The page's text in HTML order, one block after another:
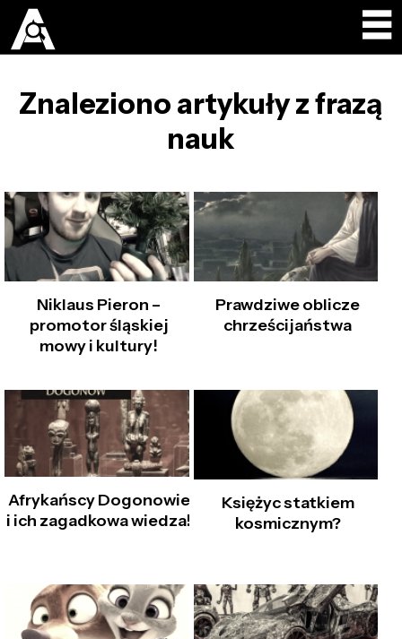
Znaleziono artykuły z frazą
nauk
Niklaus Pieron –
promotor śląskiej
mowy i kultury!
Prawdziwe oblicze
chrześcijaństwa
Afrykańscy Dogonowie
i ich zagadkowa wiedza!
Księżyc statkiem
kosmicznym?